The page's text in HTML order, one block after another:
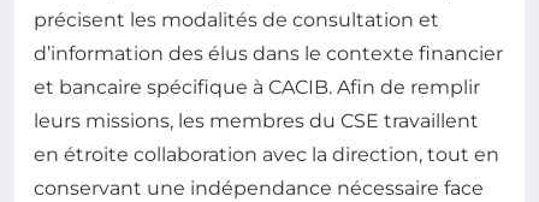
précisent les modalités de consultation et
d’information des élus dans le contexte financier
et bancaire spécifique à CACIB. Afin de remplir
leurs missions, les membres du CSE travaillent
en étroite collaboration avec la direction, tout en
conservant une indépendance nécessaire face